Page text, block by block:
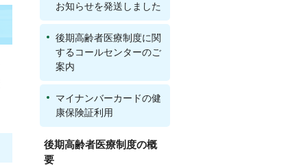
お知らせを発送しました
後期高齢者医療制度に関
するコールセンターのご
案内
マイナンバーカードの健
康保険証利用
後期高齢者医療制度の概
要